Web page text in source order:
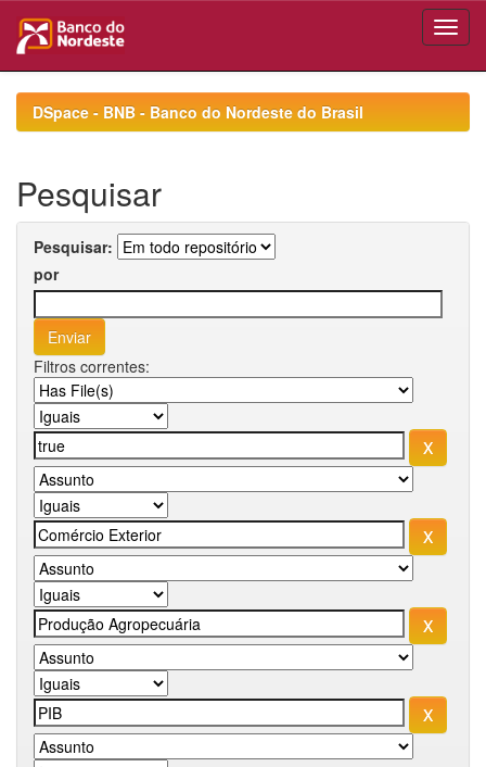
navigationDSpace - BNB - Banco do Nordeste do Brasil
Pesquisar
Pesquisar:
por
Filtros correntes: